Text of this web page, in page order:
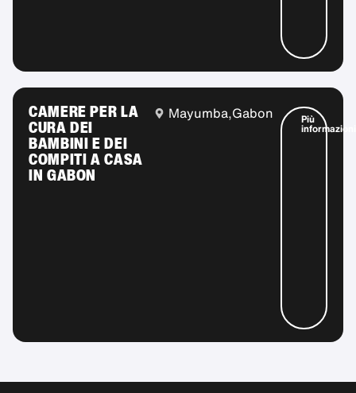
CAMERE PER LA
CURA DEI
BAMBINI E DEI
COMPITI A CASA
IN GABON
Mayumba,Gabon Più
informazioni